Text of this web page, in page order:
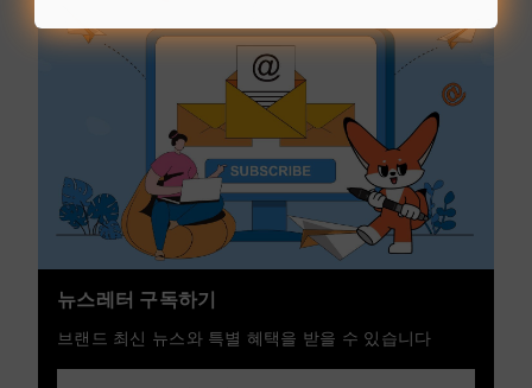
뉴스레터 구독하기
브랜드 최신 뉴스와 특별 혜택을 받을 수 있습니다